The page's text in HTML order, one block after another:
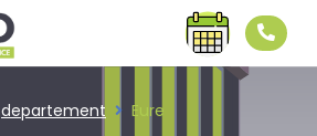
departement Eure